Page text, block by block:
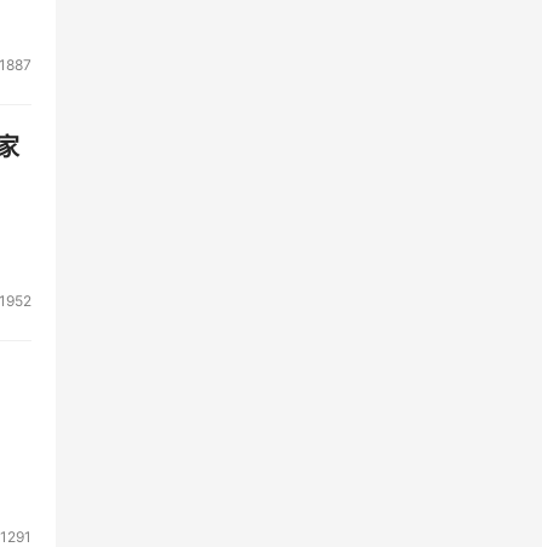
1887
1952
1291